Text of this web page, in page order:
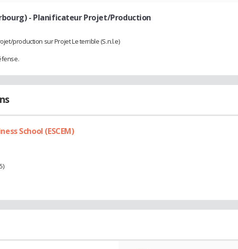
- Planificateur Projet/Production
production sur Projet Le terrible (S.n.l.e)
School (ESCEM)